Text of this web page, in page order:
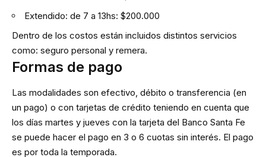
Extendido: de 7 a 13hs: $200.000
Dentro de los costos están incluidos distintos servicios
como: seguro personal y remera.
Formas de pago
Las modalidades son efectivo, débito o transferencia (en
un pago) o con tarjetas de crédito teniendo en cuenta que
los días martes y jueves con la tarjeta del Banco Santa Fe
se puede hacer el pago en 3 o 6 cuotas sin interés. El pago
es por toda la temporada.